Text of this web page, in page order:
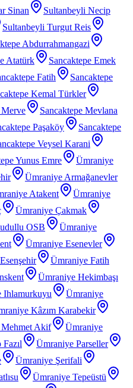
Sinan
Sultanbeyli Necip
Sultanbeyli Turgut Reis
Abdurrahmangazi
Atatürk
Sancaktepe Emek
Fatih
Sancaktepe
Kemal Türkler
Merve
Sancaktepe Mevlana
Paşaköy
Sancaktepe
Veysel Karani
Yunus Emre
Ümraniye
Ümraniye Armağanevler
Atakent
Ümraniye
Ümraniye Çakmak
OSB
Ümraniye
Ümraniye Esenevler
Ümraniye Fatih
Ümraniye Hekimbaşı
Ihlamurkuyu
Ümraniye
Kâzım Karabekir
Akif
Ümraniye
Ümraniye Parseller
Ümraniye Şerifali
Ümraniye Tepeüstü